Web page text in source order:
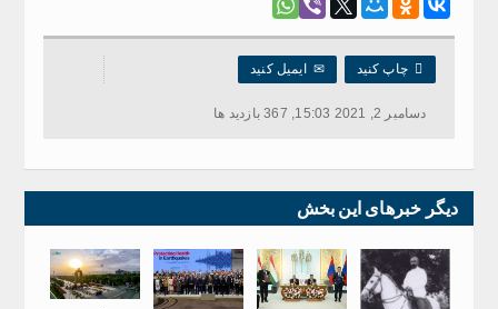
 چاپ کنید ✉ایمیل کنید
دسامبر 2, 2021 15:03, 367 بازدید ها
دیگر خبرهای این بخش